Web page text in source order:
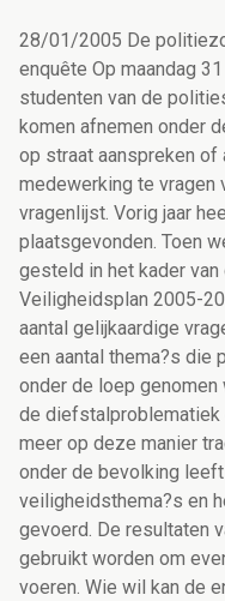
28/01/2005 De
enquête Op maandag
studenten van de
komen afnemen onder
op straat aanspreken of
medewerking te vragen
vragenlijst. Vorig jaar
plaatsgevonden. Toen
gesteld in het kader van
Veiligheidsplan 2005-
aantal gelijkaardige
een aantal thema?s die
onder de loep
de
meer op deze manier
onder de bevolking
veiligheidsthema?s en
gevoerd. De resultaten
gebruikt worden om
voeren. Wie wil kan de